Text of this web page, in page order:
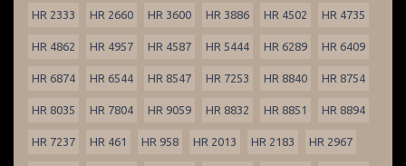
HR 2333 HR 2660 HR 3600 HR 3886 HR 4502 HR 4735
HR 4862 HR 4957 HR 4587 HR 5444 HR 6289 HR 6409
HR 6874 HR 6544 HR 8547 HR 7253 HR 8840 HR 8754
HR 8035 HR 7804 HR 9059 HR 8832 HR 8851 HR 8894
HR 7237 HR 461 HR 958 HR 2013 HR 2183 HR 2967